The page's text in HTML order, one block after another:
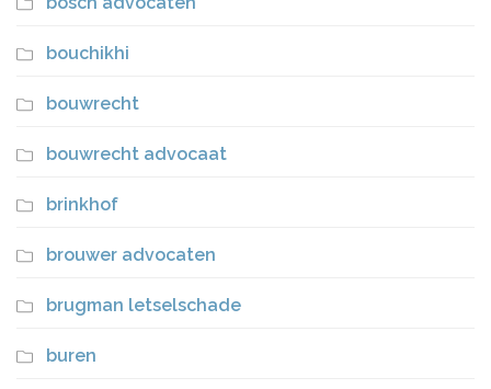
bouchikhi
bouwrecht
bouwrecht advocaat
brinkhof
brouwer advocaten
brugman letselschade
buren